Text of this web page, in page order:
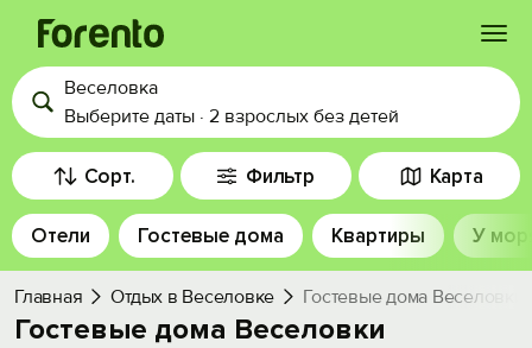
Войти
Избранное
История просмотра
Добавить свой объект
Веселовка
Выберите даты · 2 взрослых без детей
Сорт. Фильтр Карта
Отели Гостевые дома Квартиры У
Главная Отдых в Веселовке Гостевые дома Веселовки
Гостевые дома Веселовки